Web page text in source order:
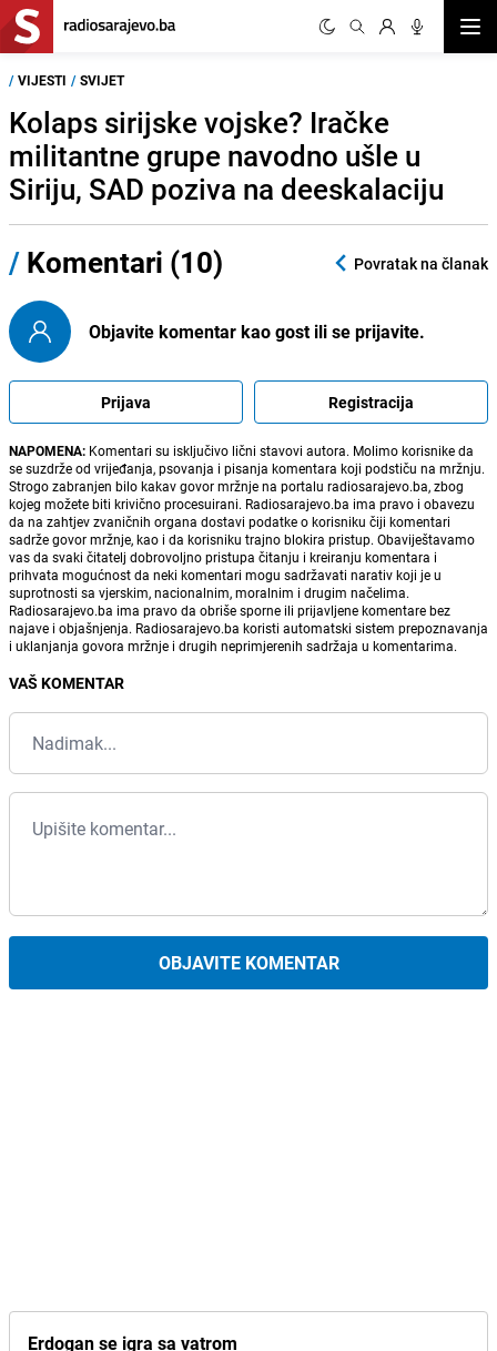
/ VIJESTI / SVIJET
Kolaps sirijske vojske? Iračke
militantne grupe navodno ušle u
Siriju, SAD poziva na deeskalaciju
/ Komentari (10) Povratak na članak
Objavite komentar kao gost ili se prijavite.
Prijava Registracija
NAPOMENA: Komentari su isključivo lični stavovi autora. Molimo korisnike da
se suzdrže od vrijeđanja, psovanja i pisanja komentara koji podstiču na mržnju.
Strogo zabranjen bilo kakav govor mržnje na portalu radiosarajevo.ba, zbog
kojeg možete biti krivično procesuirani. Radiosarajevo.ba ima pravo i obavezu
da na zahtjev zvaničnih organa dostavi podatke o korisniku čiji komentari
sadrže govor mržnje, kao i da korisniku trajno blokira pristup. Obaviještavamo
vas da svaki čitatelj dobrovoljno pristupa čitanju i kreiranju komentara i
prihvata mogućnost da neki komentari mogu sadržavati narativ koji je u
suprotnosti sa vjerskim, nacionalnim, moralnim i drugim načelima.
Radiosarajevo.ba ima pravo da obriše sporne ili prijavljene komentare bez
najave i objašnjenja. Radiosarajevo.ba koristi automatski sistem prepoznavanja
i uklanjanja govora mržnje i drugih neprimjerenih sadržaja u komentarima.
VAŠ KOMENTAR
OBJAVITE KOMENTAR
Erdogan se igra sa vatrom